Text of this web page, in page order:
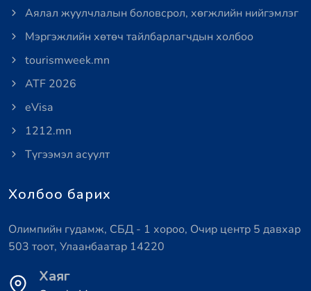
Аялал жуулчлалын боловсрол, хөгжлийн нийгэмлэг
Мэргэжлийн хөтөч тайлбарлагчдын холбоо
tourismweek.mn
ATF 2026
eVisa
1212.mn
Түгээмэл асуулт
Холбоо барих
Олимпийн гудамж, СБД - 1 хороо, Очир центр 5 давхар
503 тоот, Улаанбаатар 14220
Хаяг